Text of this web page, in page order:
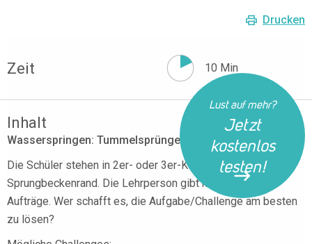
Lust auf mehr?
Jetzt
kostenlos
testen!
Drucken
Zeit 10 Min
Inhalt
Wasserspringen: Tummelsprünge
Die Schüler stehen in 2er- oder 3er-Kolonnen am
Sprungbeckenrand. Die Lehrperson gibt kurze Sprung-
Aufträge. Wer schafft es, die Aufgabe/Challenge am besten
zu lösen?